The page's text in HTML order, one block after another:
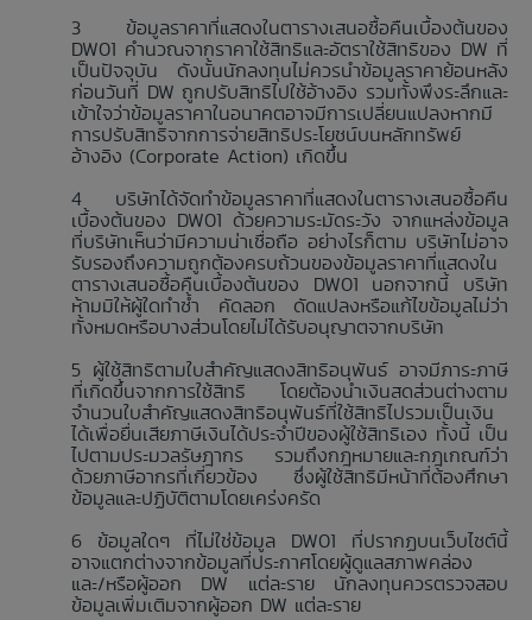
ข้อมูลราคาที่แสดงในตารางเสนอซื้อคืนเบื้องต้นของ
DW01 คำนวณจากราคาใช้สิทธิและอัตราใช้สิทธิของ DW ที่
เป็นปัจจุบัน ดังนั้นนักลงทุนไม่ควรนำข้อมูลราคาย้อนหลัง
ก่อนวันที่ DW ถูกปรับสิทธิไปใช้อ้างอิง รวมทั้งพึงระลึกและ
เข้าใจว่าข้อมูลราคาในอนาคตอาจมีการเปลี่ยนแปลงหากมี
การปรับสิทธิจากการจ่ายสิทธิประโยชน์บนหลักทรัพย์
อ้างอิง (Corporate Action) เกิดขึ้น
บริษัทได้จัดทำข้อมูลราคาที่แสดงในตารางเสนอซื้อคืน
เบื้องต้นของ DW01 ด้วยความระมัดระวัง จากแหล่งข้อมูล
ที่บริษัทเห็นว่ามีความน่าเชื่อถือ อย่างไรก็ตาม บริษัทไม่อาจ
รับรองถึงความถูกต้องครบถ้วนของข้อมูลราคาที่แสดงใน
ตารางเสนอซื้อคืนเบื้องต้นของ DW01 นอกจากนี้ บริษัท
ห้ามมิให้ผู้ใดทำซ้ำ คัดลอก ดัดแปลงหรือแก้ไขข้อมูลไม่ว่า
ทั้งหมดหรือบางส่วนโดยไม่ได้รับอนุญาตจากบริษัท
ผู้ใช้สิทธิตามใบสำคัญแสดงสิทธิอนุพันธ์ อาจมีภาระภาษี
ที่เกิดขึ้นจากการใช้สิทธิ โดยต้องนำเงินสดส่วนต่างตาม
จำนวนใบสำคัญแสดงสิทธิอนุพันธ์ที่ใช้สิทธิไปรวมเป็นเงิน
ได้เพื่อยื่นเสียภาษีเงินได้ประจำปีของผู้ใช้สิทธิเอง ทั้งนี้ เป็น
ไปตามประมวลรัษฎากร รวมถึงกฎหมายและกฎเกณฑ์ว่า
ด้วยภาษีอากรที่เกี่ยวข้อง ซึ่งผู้ใช้สิทธิมีหน้าที่ต้องศึกษา
ข้อมูลและปฏิบัติตามโดยเคร่งครัด
ข้อมูลใดๆ ที่ไม่ใช่ข้อมูล DW01 ที่ปรากฏบนเว็บไซต์นี้
อาจแตกต่างจากข้อมูลที่ประกาศโดยผู้ดูแลสภาพคล่อง
และ/หรือผู้ออก DW แต่ละราย นักลงทุนควรตรวจสอบ
ข้อมูลเพิ่มเติมจากผู้ออก DW แต่ละราย